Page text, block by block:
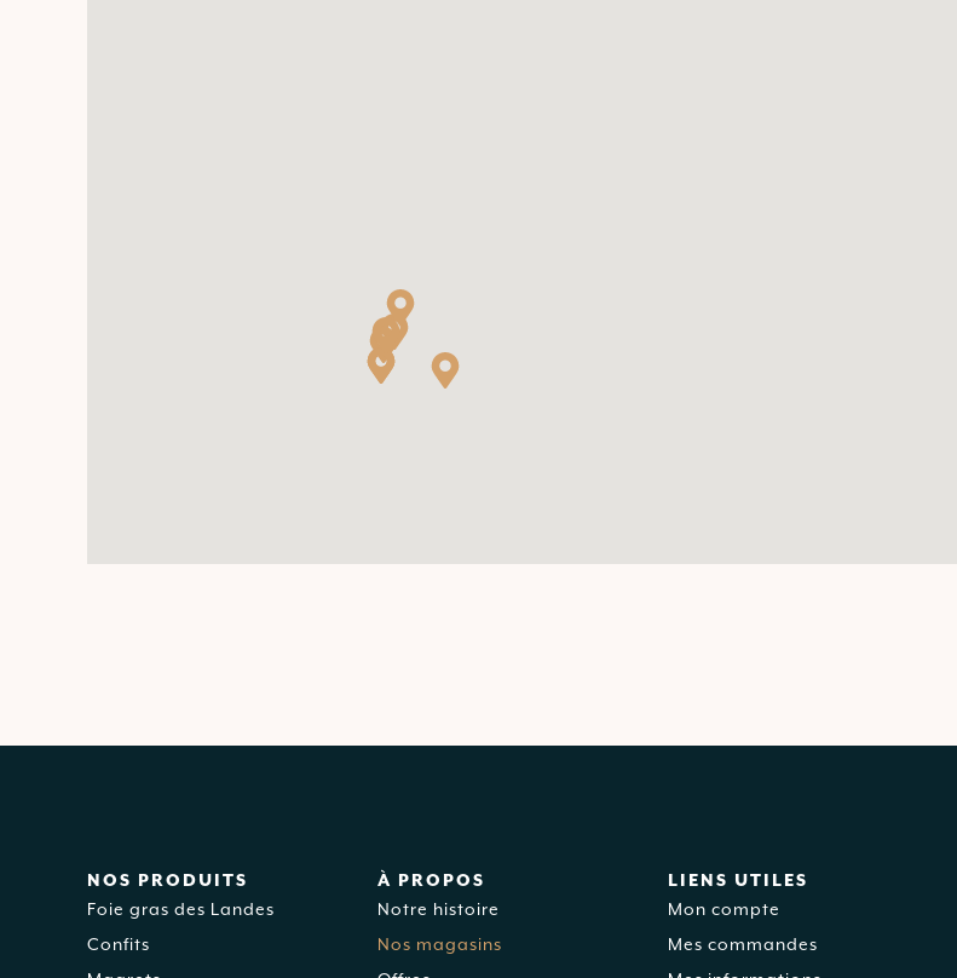
NOS PRODUITS
Foie gras des Landes
Confits
À PROPOS
Notre histoire
Nos magasins
LIENS UTILES
Mon compte
Mes commandes